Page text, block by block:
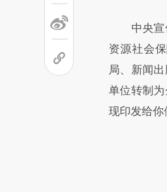
中央宣传
资源社会
局、新闻
单位转制
现印发给你